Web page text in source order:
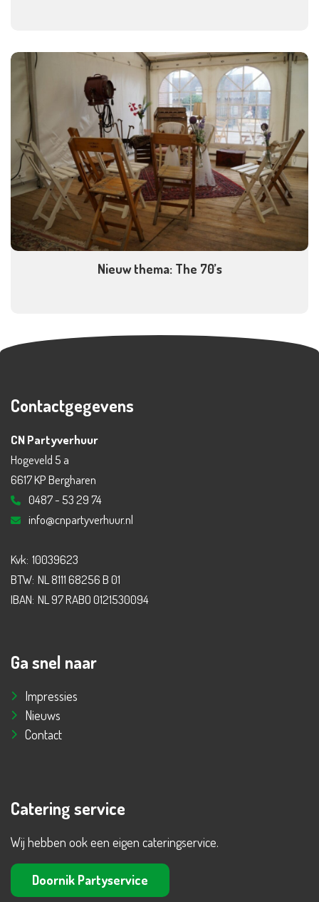
Nieuw thema: The 70’s
Contactgegevens
CN Partyverhuur
Hogeveld 5 a
6617 KP Bergharen
0487 - 53 29 74
info@cnpartyverhuur.nl
Kvk: 10039623
BTW: NL 8111 68256 B 01
IBAN: NL 97 RABO 0121530094
Ga snel naar
Impressies
Nieuws
Contact
Catering service
Wij hebben ook een eigen cateringservice.
Doornik Partyservice